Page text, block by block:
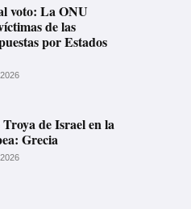
voto: La ONU
de las
por Estados
de Israel en la
Grecia